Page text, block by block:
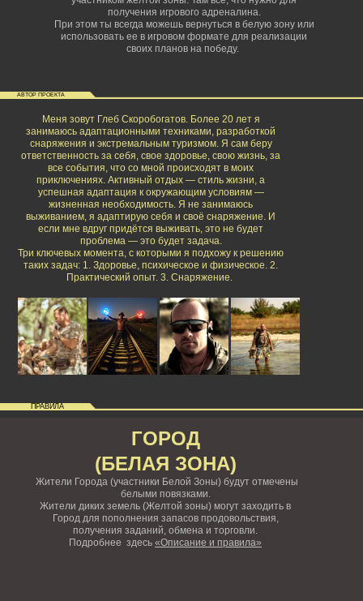
получения игрового адреналина.
При этом ты всегда можешь вернуться в белую зону или
использовать ее в игровом формате для реализации
своих планов на победу.
АВТОР ПРОЕКТА
Меня зовут Глеб Скоробогатов. Более 20 лет я
занимаюсь адаптационными техниками, разработкой
снаряжения и экстремальным туризмом. Я сам беру
ответственность за себя, свое здоровье, свою жизнь, за
все события, что со мной происходят в моих
приключениях. Активный отдых — стиль жизни, а
успешная адаптация к окружающим условиям —
жизненная необходимость. Я не занимаюсь
выживанием, я адаптирую себя и своё снаряжение. И
если мне вдруг придётся выживать, это не будет
проблема — это будет задача.
Три ключевых момента, с которыми я подхожу к решению
таких задач: 1. Здоровье, психическое и физическое. 2.
Практический опыт. 3. Снаряжение.
ПРАВИЛА
ГОРОД
(БЕЛАЯ ЗОНА)
Жители Города (участники Белой Зоны) будут отмечены
белыми повязками.
Жители диких земель (Желтой зоны) могут заходить в
Город для пополнения запасов продовольствия,
получения заданий, обмена и торговли.
Подробнее здесь «Описание и правила»